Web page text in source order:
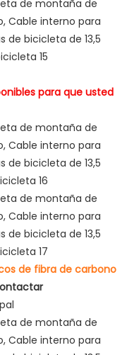
para que usted
de fibra de carbono